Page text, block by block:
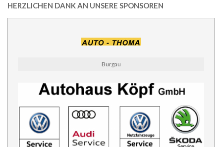
HERZLICHEN DANK AN UNSERE SPONSOREN
Burgau